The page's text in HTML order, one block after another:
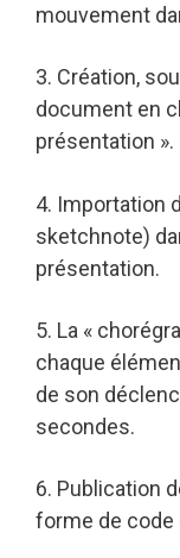
mouvement
3. Création,
document en
présentation ».
4. Importation
sketchnote)
présentation.
5. La «
chaque
de son
secondes.
6. Publication
forme de code